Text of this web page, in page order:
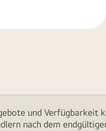
und Verfügbarkeit
nach dem